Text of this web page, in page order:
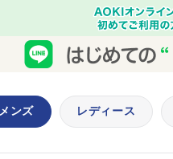
メンズ レディース